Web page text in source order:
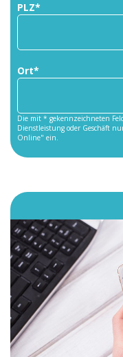
PLZ*
Ort*
Die mit * gekennzeichneten
Dienstleistung oder Geschäft
Online" ein.